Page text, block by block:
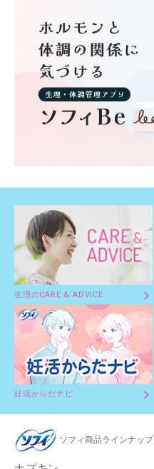
生理のCARE & ADVICE
妊活からだナビ
ソフィ商品ラインナップ